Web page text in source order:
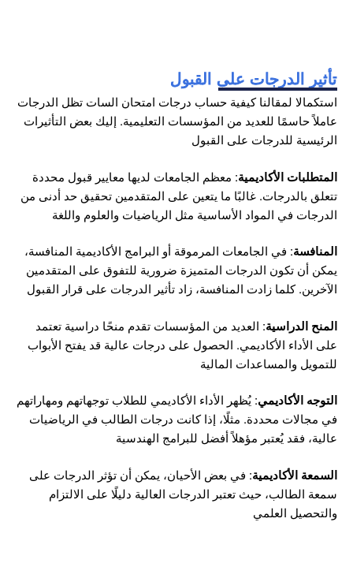
تأثير الدرجات على القبول
استكمالا لمقالناكيفية حساب درجات امتحان السات تظل الدرجات
عاملاً حاسمًا للعديد من المؤسسات التعليمية. إليك بعض التأثيرات
الرئيسية للدرجات على القبول
المتطلبات الأكاديمية: معظم الجامعات لديها معايير قبول محددة
تتعلق بالدرجات. غالبًا ما يتعين على المتقدمين تحقيق حد أدنى من
الدرجات في المواد الأساسية مثل الرياضيات والعلوم واللغة
المنافسة: في الجامعات المرموقة أو البرامج الأكاديمية المنافسة،
يمكن أن تكون الدرجات المتميزة ضرورية للتفوق على المتقدمين
الآخرين. كلما زادت المنافسة، زاد تأثير الدرجات على قرار القبول
المنح الدراسية: العديد من المؤسسات تقدم منحًا دراسية تعتمد
على الأداء الأكاديمي. الحصول على درجات عالية قد يفتح الأبواب
للتمويل والمساعدات المالية
التوجه الأكاديمي: يُظهر الأداء الأكاديمي للطلاب توجهاتهم ومهاراتهم
في مجالات محددة. مثلًا، إذا كانت درجات الطالب في الرياضيات
عالية، فقد يُعتبر مؤهلاً أفضل للبرامج الهندسية
السمعة الأكاديمية: في بعض الأحيان، يمكن أن تؤثر الدرجات على
سمعة الطالب، حيث تعتبر الدرجات العالية دليلًا على الالتزام
والتحصيل العلمي